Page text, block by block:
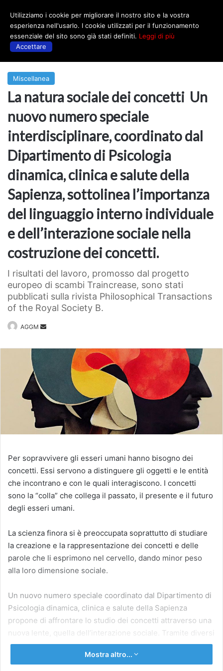
Miscellanea
La natura sociale dei concetti Un
nuovo numero speciale
interdisciplinare, coordinato dal
Dipartimento di Psicologia
dinamica, clinica e salute della
Sapienza, sottolinea l’importanza
del linguaggio interno individuale
e dell’interazione sociale nella
costruzione dei concetti.
I risultati del lavoro, promosso dal progetto
europeo di scambi Traincrease, sono stati
pubblicati sulla rivista Philosophical Transactions
of the Royal Society B.
AGGM
Invia
Per sopravvivere gli esseri umani hanno bisogno dei
concetti. Essi servono a distinguere gli oggetti e le entità
che incontrano e con le quali interagiscono. I concetti
sono la “colla” che collega il passato, il presente e il futuro
degli esseri umani.
La scienza finora si è preoccupata soprattutto di studiare
la creazione e la rappresentazione dei concetti e delle
parole che li esprimono nel cervello, dando minor peso
alla loro dimensione sociale.
Un nuovo numero speciale coordinato dal Dipartimento di
Psicologia dinamica, clinica e salute della Sapienza
propone di affrontare lo studio dei concetti attraverso una
nuova lente, quella dell’interazione sociale. Tramite diversi
studi teorici, sperimentali e computazionali, gli autori, che
fanno parte del progetto europeo di scambi Traincrease,
Mostra altro...
Utilizziamo i cookie per migliorare il nostro sito e la vostra
esperienza nell'usarlo. I cookie utilizzati per il funzionamento
essenziale del sito sono già stati definiti. Leggi di più
Accettare